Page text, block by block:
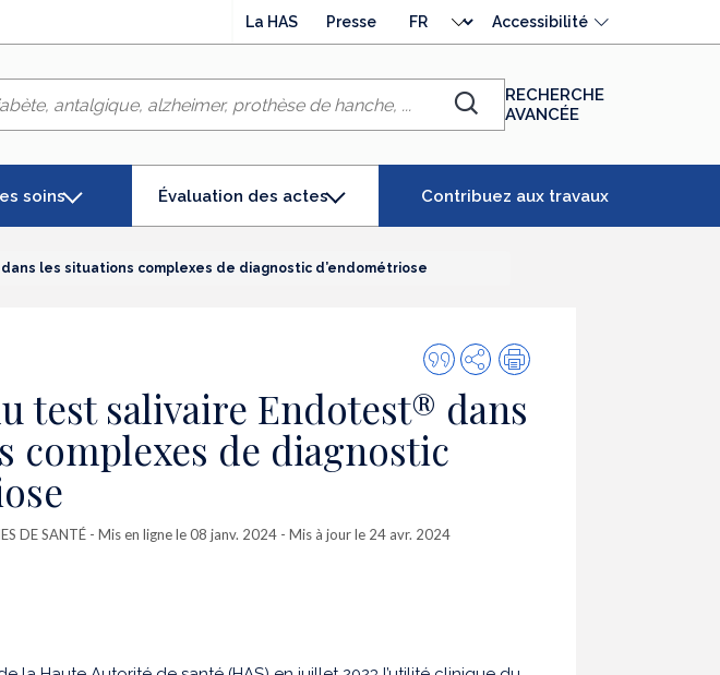
La HAS Presse
langue
Accessibilité
Chercher
RECHERCHE
AVANCÉE
soins Évaluation des actes
(élément
séléctionné)
Contribuez aux travaux
les situations complexes de diagnostic d’endométriose
Citer
cette
publication
PartagerImpression
test salivaire Endotest® dans
complexes de diagnostic
DE SANTÉ - Mis en ligne le 08 janv. 2024 - Mis à jour le 24 avr. 2024